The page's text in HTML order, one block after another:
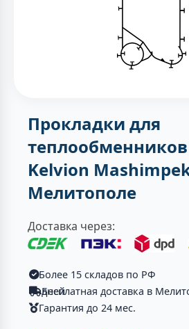
Прокладки для
теплообменников
Kelvion
Мелитополе
Доставка через:
Более 15 складов по РФ
Бесплатная доставка в Мелитополь от 2-ух дней
Гарантия до 24 мес.